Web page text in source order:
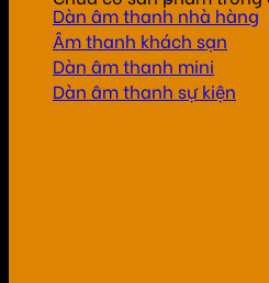
Dàn âm thanh nhà hàng
Âm thanh khách sạn
Dàn âm thanh mini
Dàn âm thanh sự kiện